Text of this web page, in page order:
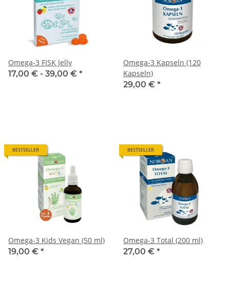
Omega-3 FISK Jelly
17,00 € - 39,00 € *
Omega-3 Kapseln (120
Kapseln)
29,00 € *
BESTSELLER
Omega-3 Kids Vegan (50 ml)
19,00 € *
BESTSELLER
Omega-3 Total (200 ml)
27,00 € *